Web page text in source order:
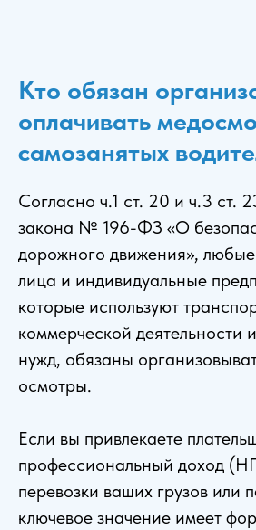
Кто обязан
оплачивать
самозанятых
Согласно ч.1 ст. 20 и ч.3 ст.
закона № 196-ФЗ «О
дорожного движения»,
лица и индивидуальные
которые используют
коммерческой деятельности
нужд, обязаны
осмотры.
Если вы привлекаете
профессиональный доход
перевозки ваших грузов или
ключевое значение имеет